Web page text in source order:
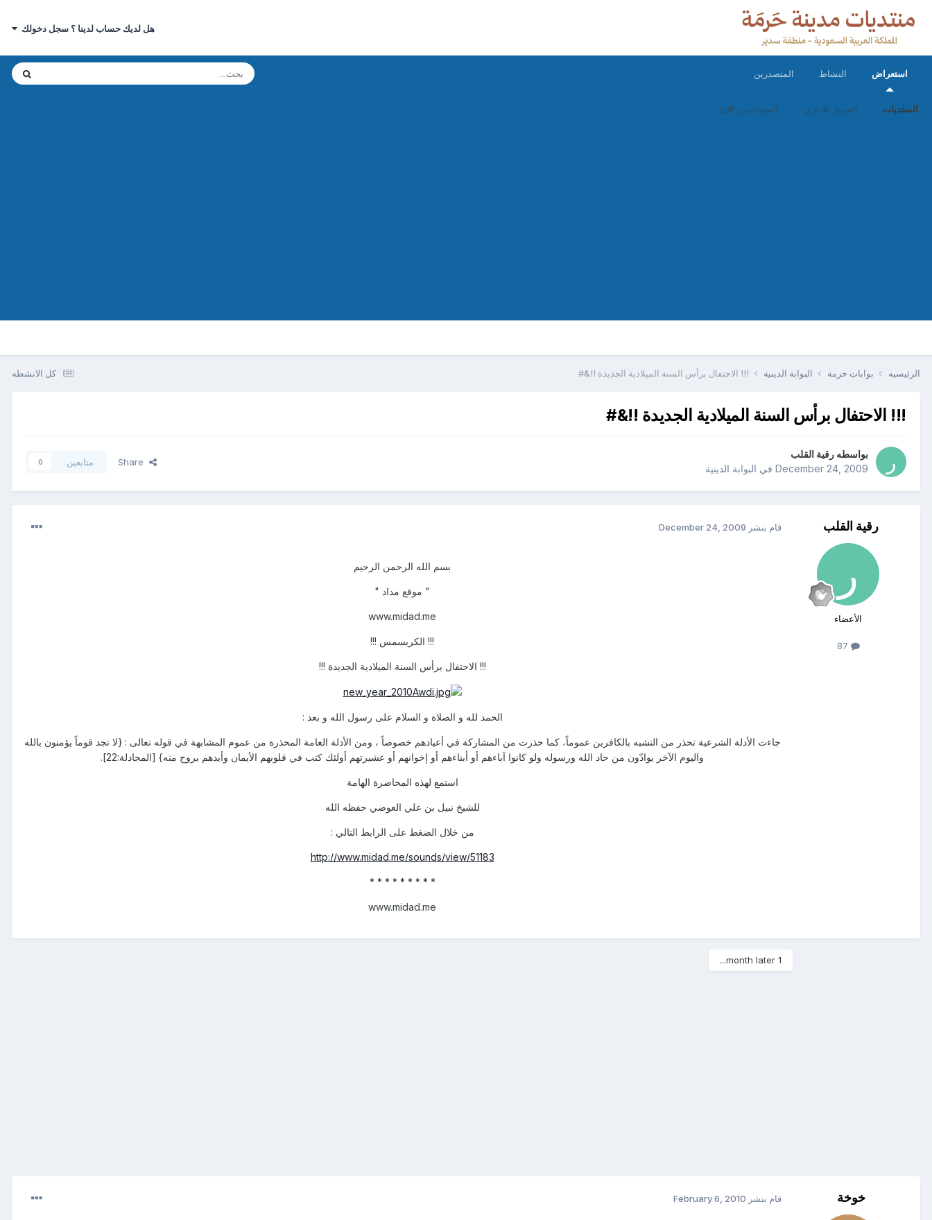
هل لديك حساب لدينا ؟ سجل دخولك
استعراض
المنتديات الفريق الاداري المتواجدين الان
النشاط المتصدرين
كل الانشطه الرئيسيه بوابات حرمة البوابة الدينية !!! الاحتفال برأس السنة الميلادية الجديدة !!&#
!!! الاحتفال برأس السنة الميلادية الجديدة !!&#
بواسطه رقية القلب
December 24, 2009 في البوابة الدينية
متابعين 0
رقية القلب
الأعضاء
قام بنشر December 24, 2009
بسم الله الرحمن الرحيم
" موقع مداد "
www.midad.me
!!! الكريسمس !!!
!!! الاحتفال برأس السنة الميلادية الجديدة !!!
الحمد لله و الصلاة و السلام على رسول الله و بعد :
جاءت الأدلة الشرعية تحذر من التشبه بالكافرين عموماً، كما حذرت من المشاركة في أعيادهم خصوصاً ، ومن الأدلة العامة المحذرة من عموم المشابهة في قوله تعالى : {لا تجد قوماً يؤمنون بالله
واليوم الآخر يوادّون من حاد الله ورسوله ولو كانوا آباءهم أو أبناءهم أو إخوانهم أو عشيرتهم أولئك كتب في قلوبهم الأيمان وأيدهم بروح منه} [المجادلة:22].
استمع لهذه المحاضرة الهامة
للشيخ نبيل بن علي العوضي حفظه الله
من خلال الضغط على الرابط التالي :
http://www.midad.me/sounds/view/51183
* * * * * * * * *
www.midad.me
1 month later...
خوخة قام بنشر February 6, 2010